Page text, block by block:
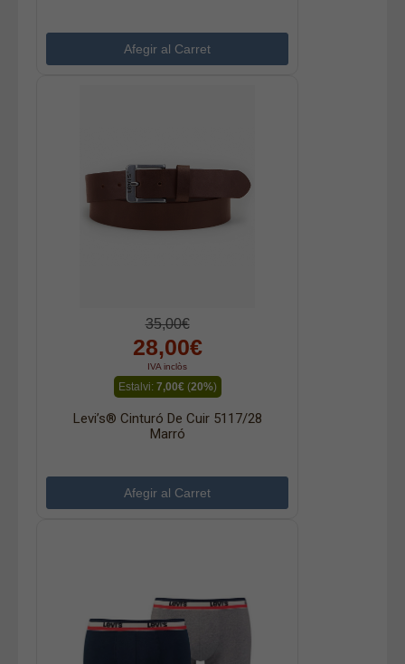
35,00€
28,00€
IVA inclòs
Estalvi: 7,00€(20%)
Levi’s® Cinturó De Cuir 5117/28
Marró